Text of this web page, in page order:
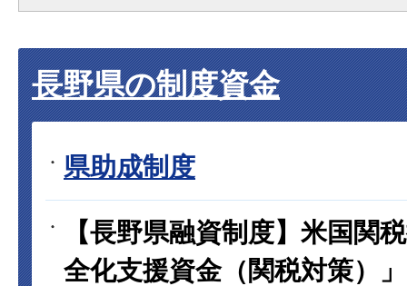
長野県の制度資金
県助成制度
【長野県融資制度】米国関
全化支援資金（関税対策）